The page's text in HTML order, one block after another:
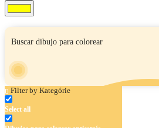
Filter by Kategórie
Select all